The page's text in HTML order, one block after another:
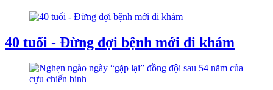
40 tuổi - Đừng đợi bệnh mới đi khám